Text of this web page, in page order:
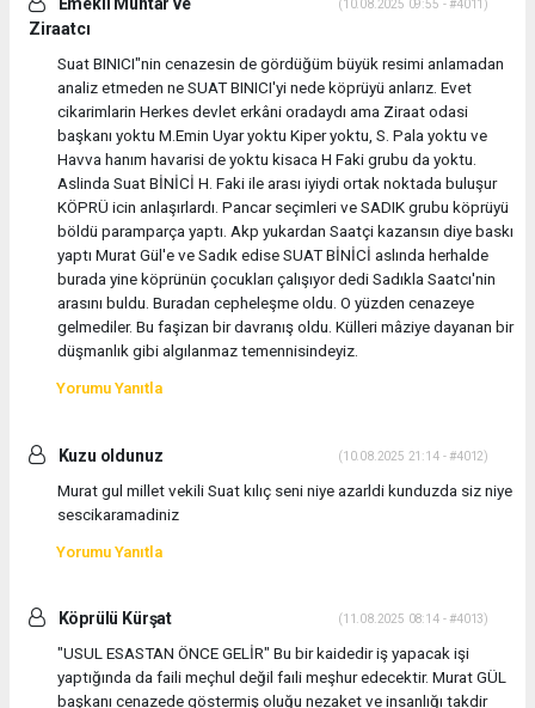
Ziraatcı
(10.08.2025 09:55 - #4011)
Suat BINICI"nin cenazesin de gördüğüm büyük resimi anlamadan
analiz etmeden ne SUAT BINICI'yi nede köprüyü anlarız. Evet
cikarimlarin Herkes devlet erkâni oradaydı ama Ziraat odasi
başkanı yoktu M.Emin Uyar yoktu Kiper yoktu, S. Pala yoktu ve
Havva hanım havarisi de yoktu kisaca H Faki grubu da yoktu.
Aslinda Suat BİNİCİ H. Faki ile arası iyiydi ortak noktada buluşur
KÖPRÜ icin anlaşırlardı. Pancar seçimleri ve SADIK grubu köprüyü
böldü paramparça yaptı. Akp yukardan Saatçi kazansın diye baskı
yaptı Murat Gül'e ve Sadık edise SUAT BİNİCİ aslında herhalde
burada yine köprünün çocukları çalışıyor dedi Sadıkla Saatcı'nin
arasını buldu. Buradan cepheleşme oldu. O yüzden cenazeye
gelmediler. Bu faşizan bir davranış oldu. Külleri mâziye dayanan bir
düşmanlık gibi algılanmaz temennisindeyiz.
Yorumu Yanıtla
Kuzu oldunuz (10.08.2025 21:14 - #4012)
Murat gul millet vekili Suat kılıç seni niye azarldi kunduzda siz niye
sescikaramadiniz
Yorumu Yanıtla
Köprülü Kürşat (11.08.2025 08:14 - #4013)
"USUL ESASTAN ÖNCE GELİR" Bu bir kaidedir iş yapacak işi
yaptığında da faili meçhul değil faıli meşhur edecektir. Murat GÜL
başkanı cenazede göstermiş oluğu nezaket ve insanlığı takdir